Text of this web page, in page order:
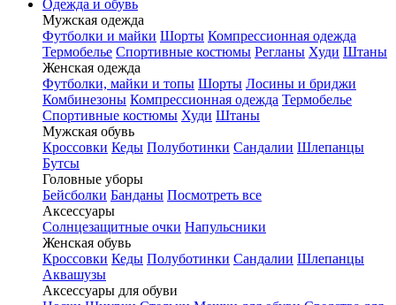
Одежда и обувь
Мужская одежда
Футболки и майки Шорты Компрессионная одежда
Термобелье Спортивные костюмы Регланы Худи Штаны
Женская одежда
Футболки, майки и топы Шорты Лосины и бриджи
Комбинезоны Компрессионная одежда Термобелье
Спортивные костюмы Худи Штаны
Мужская обувь
Кроссовки Кеды Полуботинки Сандалии Шлепанцы
Бутсы
Головные уборы
Бейсболки Банданы Посмотреть все
Аксессуары
Солнцезащитные очки Напульсники
Женская обувь
Кроссовки Кеды Полуботинки Сандалии Шлепанцы
Аквашузы
Аксессуары для обуви